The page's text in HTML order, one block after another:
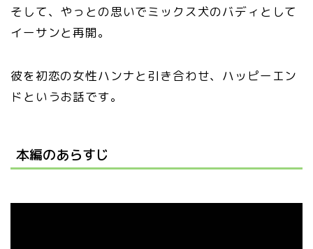
そして、やっとの思いでミックス犬のバディとして
イーサンと再開。
彼を初恋の女性ハンナと引き合わせ、ハッピーエン
ドというお話です。
本編のあらすじ